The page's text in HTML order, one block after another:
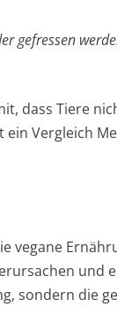
gefressen
dass Tiere
Vergleich
vegane
und
sondern die